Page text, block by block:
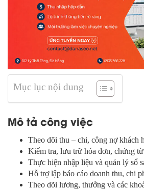
Mục lục nội dung
Mô tả công việc
Theo dõi thu – chi, công nợ khách
Kiểm tra, lưu trữ hóa đơn, chứng
Thực hiện nhập liệu và quản lý sổ
Hỗ trợ lập báo cáo doanh thu, chi
Theo dõi lương, thưởng và các